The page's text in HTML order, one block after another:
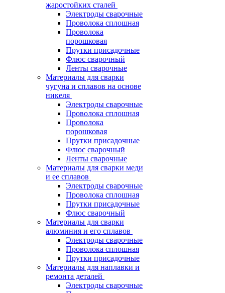
жаростойких сталей
Электроды сварочные
Проволока сплошная
Проволока
порошковая
Прутки присадочные
Флюс сварочный
Ленты сварочные
Материалы для сварки
чугуна и сплавов на основе
никеля
Электроды сварочные
Проволока сплошная
Проволока
порошковая
Прутки присадочные
Флюс сварочный
Ленты сварочные
Материалы для сварки меди
и ее сплавов
Электроды сварочные
Проволока сплошная
Прутки присадочные
Флюс сварочный
Материалы для сварки
алюминия и его сплавов
Электроды сварочные
Проволока сплошная
Прутки присадочные
Материалы для наплавки и
ремонта деталей
Электроды сварочные